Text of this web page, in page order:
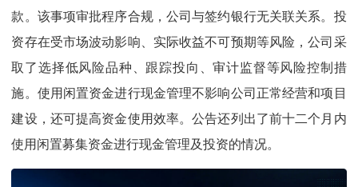
款。该事项审批程序合规，公司与签约银行无关联关系。投
资存在受市场波动影响、实际收益不可预期等风险，公司采
取了选择低风险品种、跟踪投向、审计监督等风险控制措
施。使用闲置资金进行现金管理不影响公司正常经营和项目
建设，还可提高资金使用效率。公告还列出了前十二个月内
使用闲置募集资金进行现金管理及投资的情况。